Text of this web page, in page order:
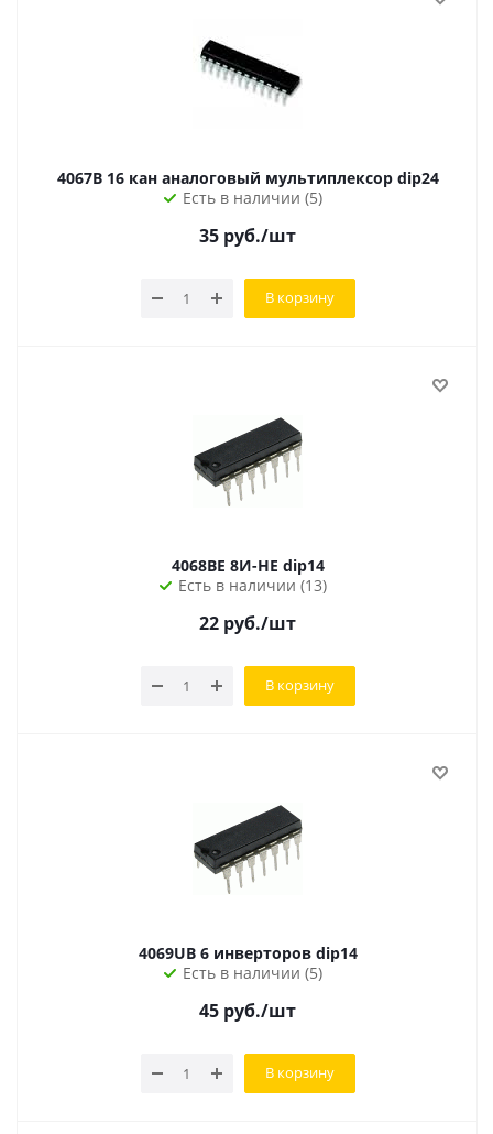
4067B 16 кан аналоговый мультиплексор dip24
Есть в наличии (5)
35 руб./шт
В корзину
4068BE 8И-НЕ dip14
Есть в наличии (13)
22 руб./шт
В корзину
4069UB 6 инверторов dip14
Есть в наличии (5)
45 руб./шт
В корзину